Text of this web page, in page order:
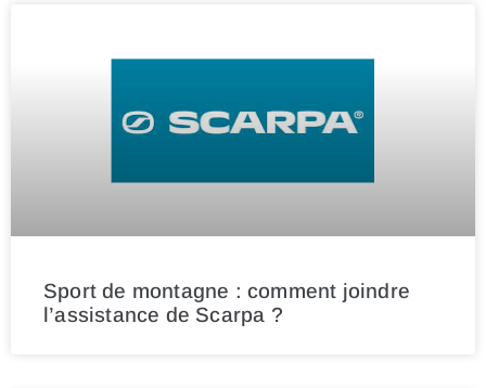
Sport de montagne : comment joindre
l’assistance de Scarpa ?